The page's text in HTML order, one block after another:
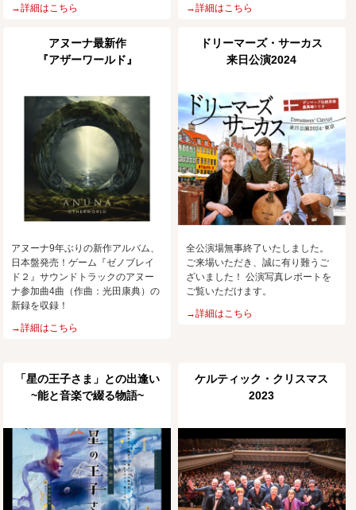
→詳細はこちら
→詳細はこちら
アヌーナ最新作
『アザーワールド』
アヌーナ9年ぶりの新作アルバム、
日本盤発売！ゲーム『ゼノブレイ
ド２』サウンドトラックのアヌー
ナ参加曲4曲（作曲：光田康典）の
新録を収録！
→詳細はこちら
ドリーマーズ・サーカス
来日公演2024
全公演場無事終了いたしました。
ご来場いただき、誠に有り難うご
ざいました！ 公演写真レポートを
ご覧いただけます。
→詳細はこちら
「星の王子さま」との出逢い
~能と音楽で綴る物語~
ケルティック・クリスマス
2023